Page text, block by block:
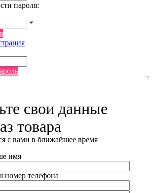
пароля:
*
свои данные
товара
с вами в ближайшее время
имя
номер телефона